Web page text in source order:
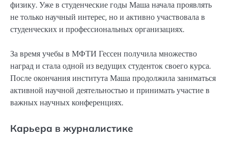
физику. Уже в студенческие годы Маша начала проявлять
не только научный интерес, но и активно участвовала в
студенческих и профессиональных организациях.
За время учебы в МФТИ Гессен получила множество
наград и стала одной из ведущих студенток своего курса.
После окончания института Маша продолжила заниматься
активной научной деятельностью и принимать участие в
важных научных конференциях.
Карьера в журналистике